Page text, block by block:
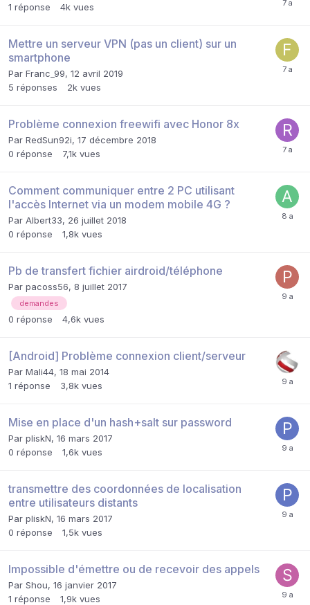
1 réponse 4k vues
Mettre un serveur VPN (pas un client) sur un
smartphone
Par Franc_99, 12 avril 2019
5 réponses 2k vues
Problème connexion freewifi avec Honor 8x
Par RedSun92i, 17 décembre 2018
0 réponse 7,1k vues
Comment communiquer entre 2 PC utilisant
l'accès Internet via un modem mobile 4G ?
Par Albert33, 26 juillet 2018
0 réponse 1,8k vues
Pb de transfert fichier airdroid/téléphone
Par pacoss56, 8 juillet 2017
demandes
0 réponse 4,6k vues
[Android] Problème connexion client/serveur
Par Mali44, 18 mai 2014
1 réponse 3,8k vues
Mise en place d'un hash+salt sur password
Par pliskN, 16 mars 2017
0 réponse 1,6k vues
transmettre des coordonnées de localisation
entre utilisateurs distants
Par pliskN, 16 mars 2017
0 réponse 1,5k vues
Impossible d'émettre ou de recevoir des appels
Par Shou, 16 janvier 2017
1 réponse 1,9k vues